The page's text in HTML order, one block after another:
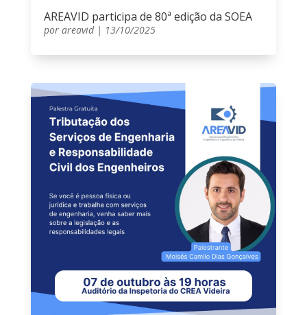
AREAVID participa de 80ª edição da SOEA
por areavid| 13/10/2025